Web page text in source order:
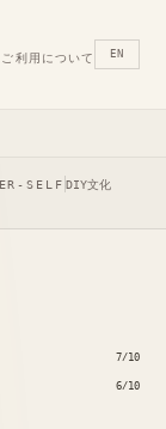
ご利用について EN
SELF DIY文化
7/10
6/10